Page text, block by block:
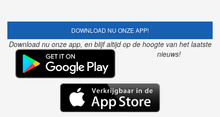
DOWNLOAD NU ONZE APP!
Download nu onze app, en blijf altijd op de hoogte van het laatste
nieuws!